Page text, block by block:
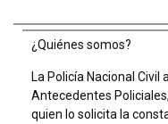
¿Quiénes somos?
La Policía Nacional Civil
Antecedentes
quien lo solicita la